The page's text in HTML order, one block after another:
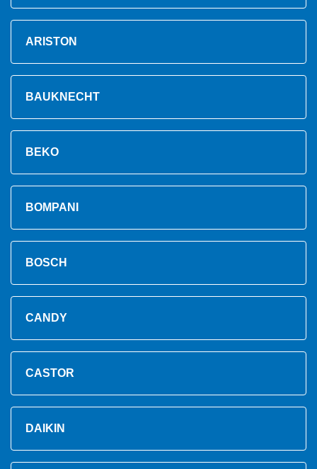
ARISTON
BAUKNECHT
BEKO
BOMPANI
BOSCH
CANDY
CASTOR
DAIKIN